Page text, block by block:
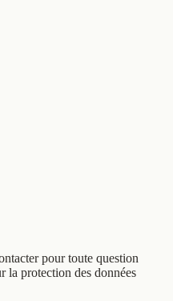
pour toute question
la protection des données